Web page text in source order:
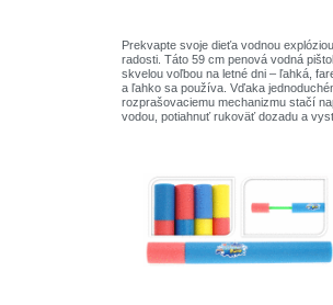
Prekvapte svoje dieťa vodnou explóziou
radosti. Táto 59 cm penová vodná
skvelou voľbou na letné dni – ľahká,
a ľahko sa používa. Vďaka
rozprašovaciemu mechanizmu stačí
vodou, potiahnuť rukoväť dozadu a
potiahnite a striekajte.
Dĺžka: 59 cm
Materiál: plast s penovým povlakom